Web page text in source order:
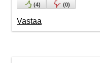
(4) (0)
Vastaa